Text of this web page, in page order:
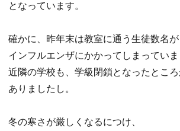
となっています。
確かに、昨年末は教室に通う生徒数名が
インフルエンザにかかってしまっていま
近隣の学校も、学級閉鎖となったとこ
ありましたし。
冬の寒さが厳しくなるにつけ、